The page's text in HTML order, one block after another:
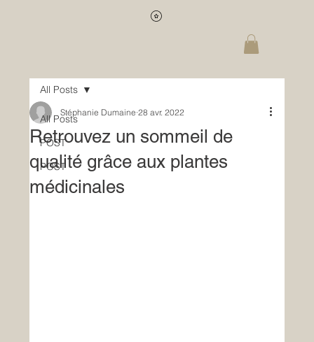
All Posts
POST
POST
All Posts
Retrouvez un sommeil de
qualité grâce aux plantes
médicinales
Stéphanie Dumaine 28 avr. 2022